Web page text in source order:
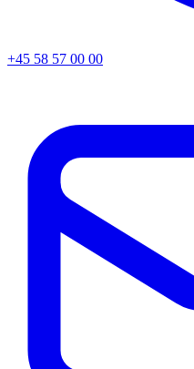
+45 58 57 00 00